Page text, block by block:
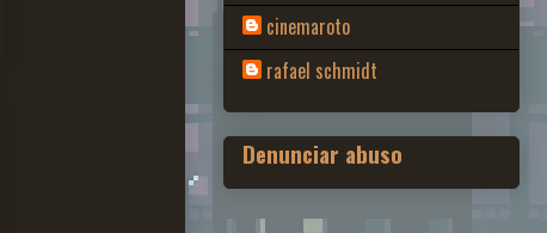
cinemaroto
rafael schmidt
Denunciar abuso